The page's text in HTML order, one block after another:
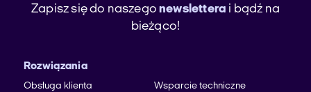
Zapisz się do naszegonewslettera i bądź na
bieżąco!
Rozwiązania
Obsługa klienta
Wsparcie techniczne